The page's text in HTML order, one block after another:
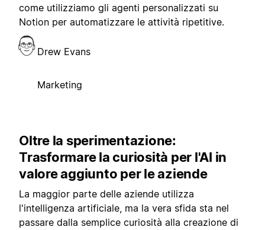
come utilizziamo gli agenti personalizzati su
Notion per automatizzare le attività ripetitive.
Drew Evans
Marketing
Oltre la sperimentazione:
Trasformare la curiosità per l'AI in
valore aggiunto per le aziende
La maggior parte delle aziende utilizza
l'intelligenza artificiale, ma la vera sfida sta nel
passare dalla semplice curiosità alla creazione di